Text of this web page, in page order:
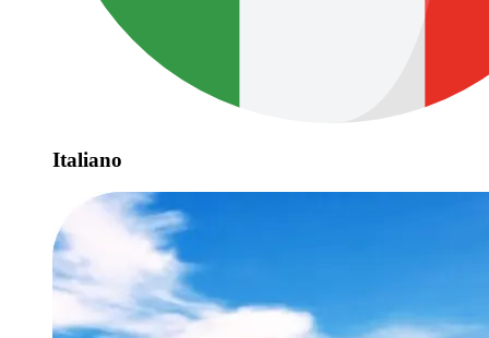
Italiano